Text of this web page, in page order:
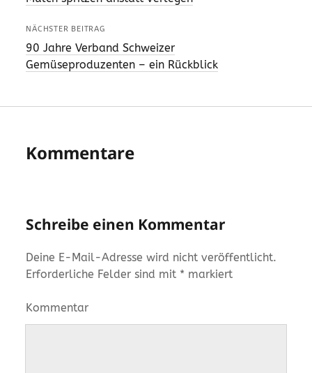
NÄCHSTER BEITRAG
90 Jahre Verband Schweizer
Gemüseproduzenten – ein Rückblick
Kommentare
Schreibe einen Kommentar
Deine E-Mail-Adresse wird nicht veröffentlicht.
Erforderliche Felder sind mit * markiert
Kommentar